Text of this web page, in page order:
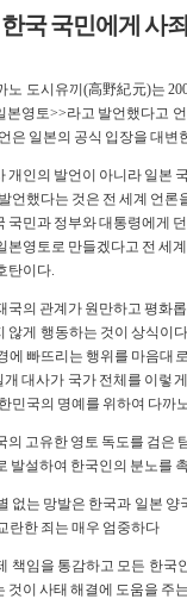
국 국민에게 사
노 도시유끼(高野紀元)는
본영토>>라고 발언했다고
은 일본의 공식 입장을 대변
개인의 발언이 아니라 일본
언했다는 것은 전 세계 언
국민과 정부와 대통령에게
본영토로 만들겠다고 전 세
탄이다.
국의 관계가 원만하고 평화
않게 행동하는 것이 상식이
에 빠뜨리는 행위를 마음대
개 대사가 국가 전체를 이렇
민국의 명예를 위하여 다까
의 고유한 영토 독도를 검은
발설하여 한국인의 분노를
없는 망발은 한국과 일본
란한 죄는 매우 엄중하다
책임을 통감하고 모든 한
것이 사태 해결에 도움을 주